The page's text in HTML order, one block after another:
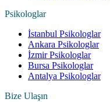
Psikologlar
İstanbul Psikologlar
Ankara Psikologlar
İzmir Psikologlar
Bursa Psikologlar
Antalya Psikologlar
Bize Ulaşın